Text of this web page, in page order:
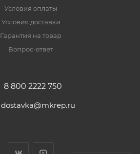
Условия оплаты
Условия доставки
Гарантия на товар
Вопрос-ответ
8 800 2222 750
dostavka@mkrep.ru